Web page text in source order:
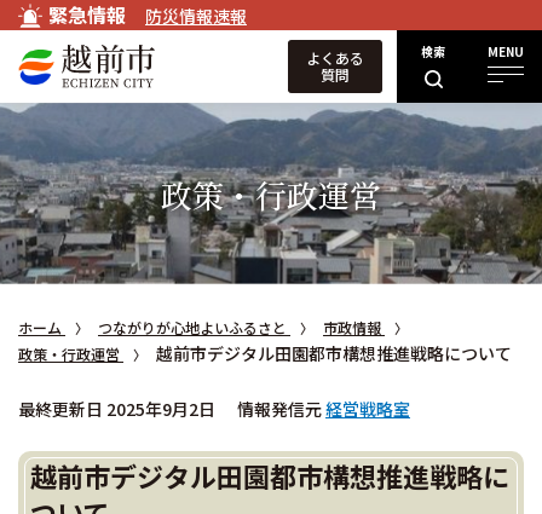
緊急情報 防災情報速報
検索 MENU
よくある
質問
政策・行政運営
ホーム つながりが心地よいふるさと
市政情報
政策・行政運営
越前市デジタル田園都市構想推進戦略について
最終更新日 2025年9月2日 情報発信元経営戦略室
越前市デジタル田園都市構想推進戦略に